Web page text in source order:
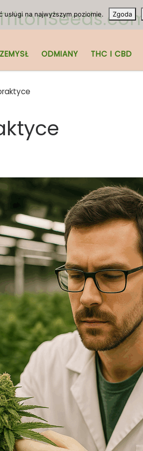
ODMIANY THC I CBD
na najwyższym poziomie. Zgoda